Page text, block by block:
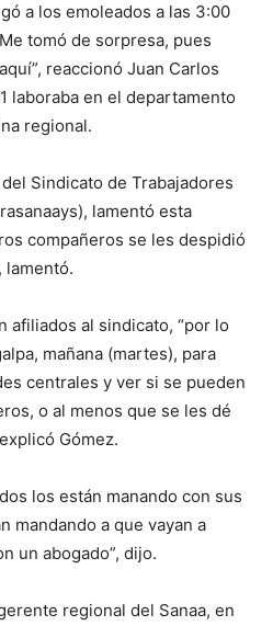
a los emoleados a las 3:00
tomó de sorpresa, pues
reaccionó Juan Carlos
laboraba en el departamento
regional.
Sindicato de Trabajadores
lamentó esta
compañeros se les despidió
lamentó.
afiliados al sindicato, “por lo
mañana (martes), para
centrales y ver si se pueden
o al menos que se les dé
Gómez.
los están manando con sus
mandando a que vayan a
un abogado”, dijo.
regional del Sanaa, en